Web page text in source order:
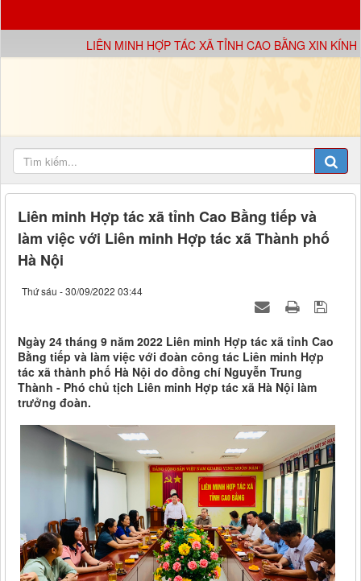
LIÊN MINH HỢP TÁC XÃ TỈNH CAO BẰNG XIN KÍNH
Liên minh Hợp tác xã tỉnh Cao Bằng tiếp và
làm việc với Liên minh Hợp tác xã Thành phố
Hà Nội
Thứ sáu - 30/09/2022 03:44
Ngày 24 tháng 9 năm 2022 Liên minh Hợp tác xã tỉnh Cao
Bằng tiếp và làm việc với đoàn công tác Liên minh Hợp
tác xã thành phố Hà Nội do đồng chí Nguyễn Trung
Thành - Phó chủ tịch Liên minh Hợp tác xã Hà Nội làm
trưởng đoàn.